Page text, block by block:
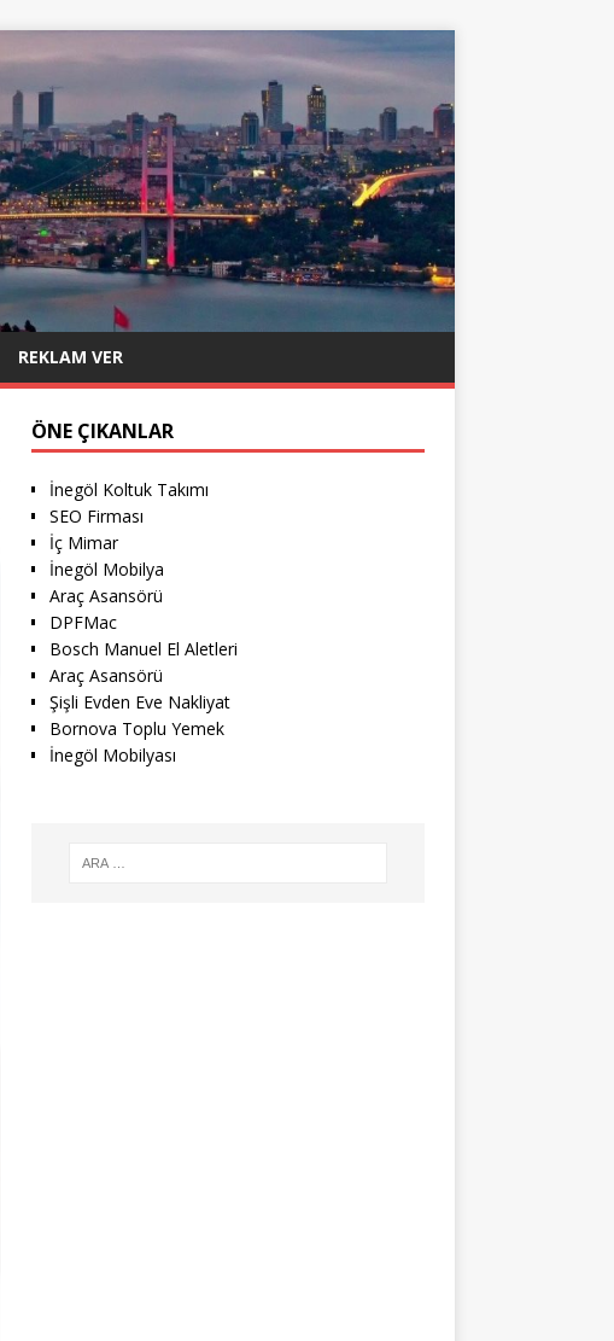
REKLAM VER
ÖNE ÇIKANLAR
İnegöl Koltuk Takımı
SEO Firması
İç Mimar
İnegöl Mobilya
Araç Asansörü
DPFMac
Bosch Manuel El Aletleri
Araç Asansörü
Şişli Evden Eve Nakliyat
Bornova Toplu Yemek
İnegöl Mobilyası